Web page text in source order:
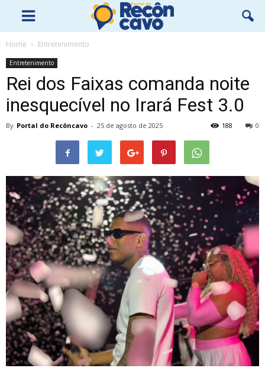
Home Entretenimento
Entretenimento
Rei dos Faixas comanda noite
inesquecível no Irará Fest 3.0
By Portal do Recôncavo - 25 de agosto de 2025 0
188